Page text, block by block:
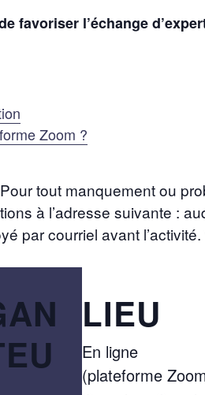
favoriser l’échange
Zoom ?
tout manquement ou
à l’adresse suivante :
par courriel avant
LIEU
En ligne
(plateforme